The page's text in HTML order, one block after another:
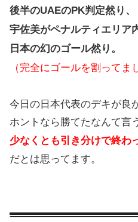
後半のUAEのPK判定然り、
宇佐美がペナルティエリア
日本の幻のゴール然り。
（完全にゴールを割ってま
今日の日本代表のデキが良
ホントなら勝てたなんて言
少なくとも引き分けで終わ
だとは思ってます。